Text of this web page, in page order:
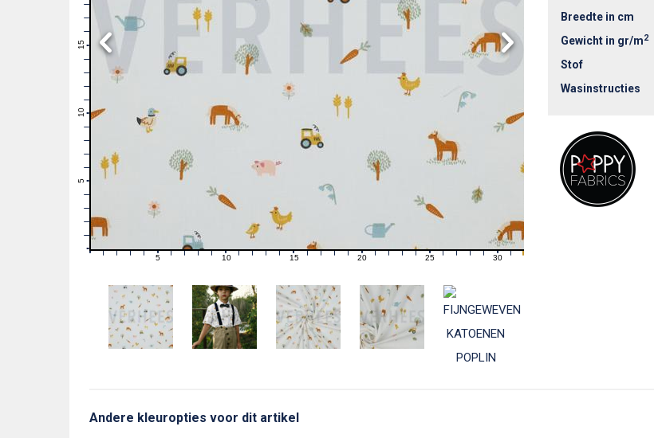
10
11
12
13
14
15
16
17
18
1 2 3 4 6 7 8 9 11 12 13 14 16 17 18 19 21 22 23 24 25 26 27 28 29 30 31
Breedte in cm
Gewicht in gr/m2
Stof
Wasinstructies
Andere kleuropties voor dit artikel